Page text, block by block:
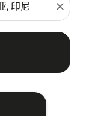
close